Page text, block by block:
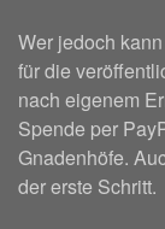
Wer jedoch
für die
nach eigenem
Spende per
Gnadenhöfe.
der erste Schritt.